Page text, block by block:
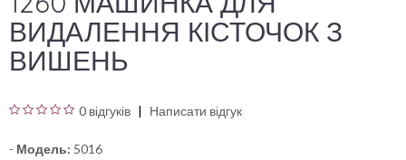
ВИДАЛЕННЯ КІСТОЧОК З
ВИШЕНЬ
0 відгуків Написати відгук
- Модель: 5016